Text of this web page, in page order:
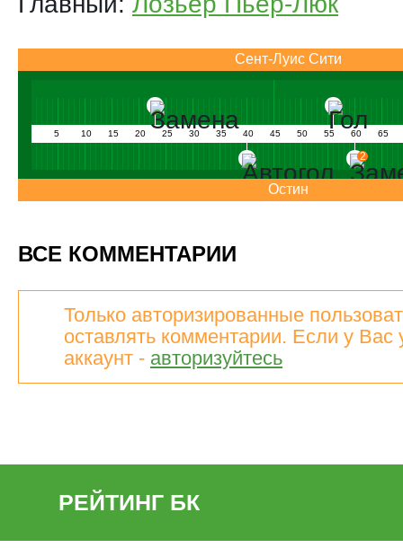
Сент-Луис Сити
5 10 15 20 25 30 35 40 45 50 55 60 65
2
Остин
ВСЕ КОММЕНТАРИИ
Только авторизированные
оставлять комментарии. Если у Вас
аккаунт - авторизуйтесь
РЕЙТИНГ БК